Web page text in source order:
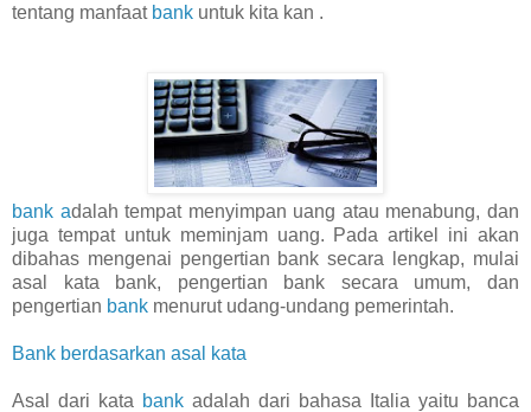
tentang manfaatbank untuk kita kan .
bank adalah tempat menyimpan uang atau menabung, dan
juga tempat untuk meminjam uang. Pada artikel ini akan
dibahas mengenai pengertian bank secara lengkap, mulai
asal kata bank, pengertian bank secara umum, dan
pengertian bank menurut udang-undang pemerintah.
Bank berdasarkan asal kata
Asal dari kata bank adalah dari bahasa Italia yaitu banca